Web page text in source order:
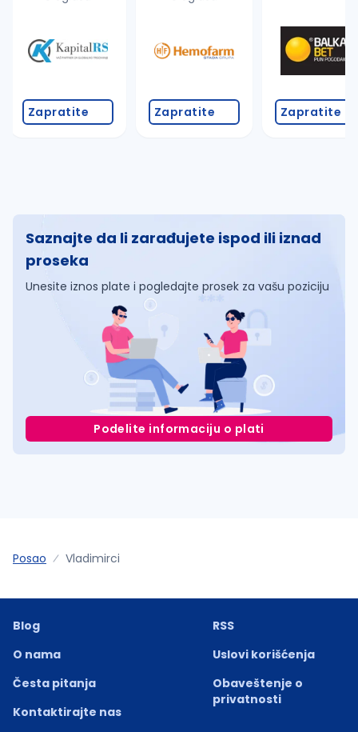
Zapratite Zapratite Zapratite
Saznajte da li zarađujete ispod ili iznad
proseka
Unesite iznos plate i pogledajte prosek za vašu poziciju
Podelite informaciju o plati
Posao Vladimirci
Blog
O nama
Česta pitanja
Kontaktirajte nas
RSS
Uslovi korišćenja
Obaveštenje o
privatnosti